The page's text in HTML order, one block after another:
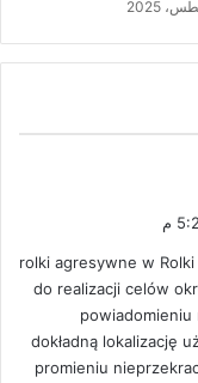
rolki agresywne w
do realizacji celów
dokładną lokalizację
promieniu